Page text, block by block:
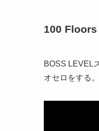
100 Floors
BOSS LEVEL
オセロをする。